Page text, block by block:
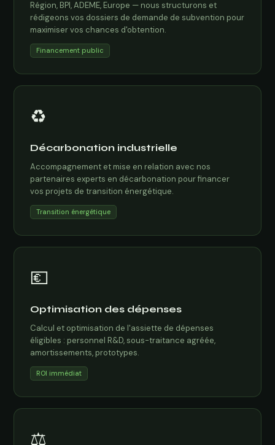
Région, BPI, ADEME, Europe — nous structurons et
rédigeons vos dossiers de demande de subvention pour
maximiser vos chances d'obtention.
Financement public
♻️
Décarbonation industrielle
Accompagnement et mise en relation avec nos
partenaires experts en décarbonation pour financer
vos projets de transition énergétique.
Transition énergétique
💶
Optimisation des dépenses
Calcul et optimisation de l'assiette de dépenses
éligibles : personnel R&D, sous-traitance agréée,
amortissements, prototypes.
ROI immédiat
⚖️